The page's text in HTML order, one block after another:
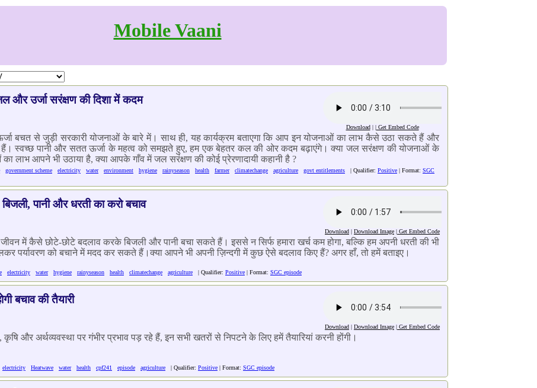
Mobile Vaani
और उर्जा सरंक्षण की दिशा में कदम
Download| |Get Embed Code
बचत से जुड़ी सरकारी योजनाओं के बारे में। साथ ही, यह कार्यक्रम बताएगा कि आप इन योजनाओं का लाभ कैसे उठा सकते हैं और
स्वच्छ पानी और सतत ऊर्जा के महत्व को समझते हुए, हम एक बेहतर कल की ओर कदम बढ़ाएंगे। क्या जल सरंक्षण की योजनाओं के
लाभ आपने भी उठाया है, क्या आपके गाँव में जल सरंक्षण की कोई प्रेरणादायी कहानी है ?
government scheme electricity water environment hygiene rainyseason health farmer climatechange agriculture govt entitlements | Qualifier: Positive | Format: SGC
पानी और धरती का करो बचाव
Download | Download Image | Get Embed Code
जीवन में कैसे छोटे-छोटे बदलाव करके बिजली और पानी बचा सकते हैं। इससे न सिर्फ हमारा खर्च कम होगा, बल्कि हम अपनी धरती की भी
पर्यावरण को बचाने में मदद कर सकते हैं।क्या आपने भी अपनी ज़िन्दगी में कुछ ऐसे बदलाव किए हैं? अगर हाँ, तो हमें बताइए।
electricity water hygiene rainyseason health climatechange agriculture | Qualifier: Positive | Format: SGC episode
बचाव की तैयारी
Download | Download Image | Get Embed Code
कृषि और अर्थव्यवस्था पर गंभीर प्रभाव पड़ रहे हैं, इन सभी खतरों से निपटने के लिए हमें तैयारियां करनी होंगी।
electricity Heatwave water health cpf241 episode agriculture | Qualifier: Positive | Format: SGC episode